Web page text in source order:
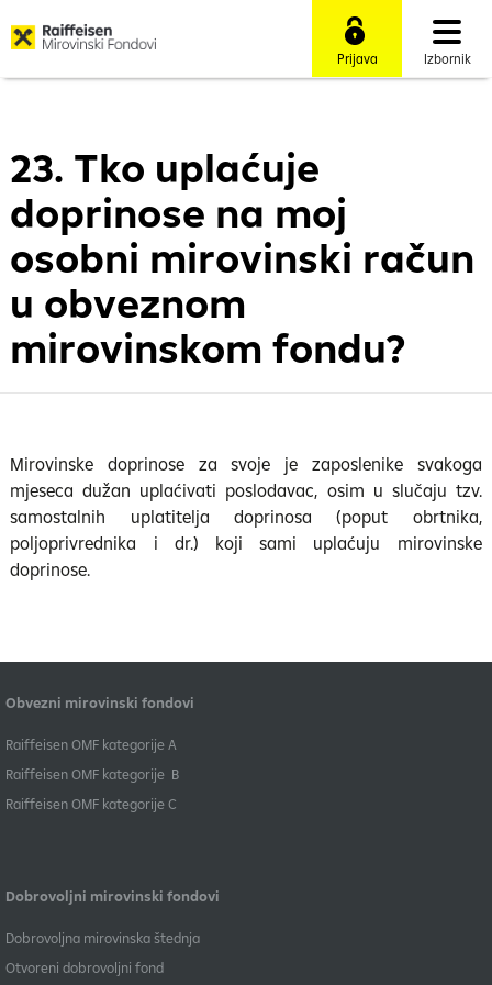
Izbornik
Prijava
23. Tko uplaćuje
doprinose na moj
osobni mirovinski račun
u obveznom
mirovinskom fondu?
Mirovinske doprinose za svoje je zaposlenike svakoga
mjeseca dužan uplaćivati poslodavac, osim u slučaju tzv.
samostalnih uplatitelja doprinosa (poput obrtnika,
poljoprivrednika i dr.) koji sami uplaćuju mirovinske
doprinose.
Obvezni mirovinski fondovi
​Raiffeisen OMF kategorije A
Raiffeisen OMF kategorije B
​Raiffeisen OMF kategorije C
Dobrovoljni mirovinski fondovi
Dobrovoljna mirovinska štednja
Otvoreni dobrovoljni fond